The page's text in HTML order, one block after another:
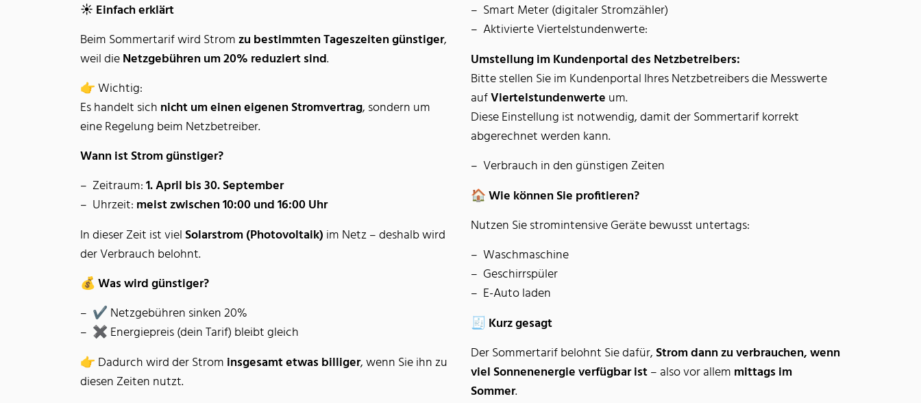
☀️ Einfach erklärt
Beim Sommertarif wird Stromzu bestimmten Tageszeiten günstiger,
weil dieNetzgebühren um 20% reduziert sind.
👉 Wichtig:
Es handelt sich nicht um einen eigenen Stromvertrag, sondern um
eine Regelung beim Netzbetreiber.
Wann ist Strom günstiger?
Zeitraum:1. April bis 30. September
Uhrzeit: meist zwischen 10:00 und 16:00 Uhr
In dieser Zeit ist viel Solarstrom (Photovoltaik) im Netz – deshalb wird
der Verbrauch belohnt.
💰 Was wird günstiger?
✔ Netzgebühren sinken 20%
✖ Energiepreis (dein Tarif) bleibt gleich
👉 Dadurch wird der Strom insgesamt etwas billiger, wenn Sie ihn zu
diesen Zeiten nutzt.
Smart Meter (digitaler Stromzähler)
Aktivierte Viertelstundenwerte:
Umstellung im Kundenportal des Netzbetreibers:
Bitte stellen Sie im Kundenportal Ihres Netzbetreibers die Messwerte
aufViertelstundenwerte um.
Diese Einstellung ist notwendig, damit der Sommertarif korrekt
abgerechnet werden kann.
Verbrauch in den günstigen Zeiten
🏠 Wie können Sie profitieren?
Nutzen Sie stromintensive Geräte bewusst untertags:
Waschmaschine
Geschirrspüler
E-Auto laden
🧾 Kurz gesagt
Der Sommertarif belohnt Sie dafür, Strom dann zu verbrauchen, wenn
viel Sonnenenergie verfügbar ist– also vor allem mittags im
Sommer.